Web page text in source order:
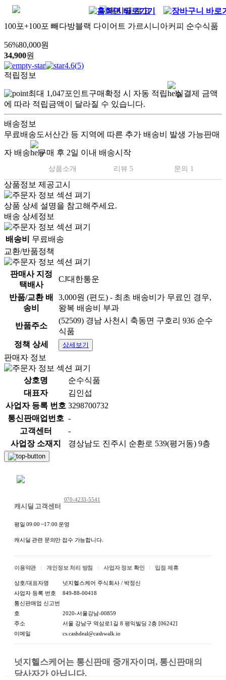
100포+100포 빼다방블랙 다이어트 가르시니아커피 순수식품
56%80,000원
34,900원
4.6(5)
적립정보
최대 1,047포인트구매확정 시 자동 적립
실결제 금액
에 따라 적립금액이 달라질 수 있습니다.
배송정보
무료배송도서산간 등 지역에 따른 추가 배송비 발생 가능판매
자 배송 구매 후 2일 이내 배송시작
상품소개 리뷰 5 문의 1
상품정보 제공고시
상품 상세 설명을 참고해주세요.
배송 상세정보
배송비
무료배송
교환/반품정책
판매사 지정
택배사
CJ대한통운
반품/교환 배
송비
3,000원 (편도) - 최초 배송비가 무료인 경우,
왕복 배송비 부과
반품주소
(52509) 경남 사천시 축동면 구호리 936 순수
식품
정책 상세
상세보기
판매자 정보
상호명
순수식품
대표자
김인섭
사업자 등록 번호 3298700732
통신판매업번호 -
고객센터
-
사업장 소재지
경상남도 진주시 순환로 539(평거동) 9층
캐시딜 고객센터
070-4233-5541
평일 09:00 ~17:00 운영
캐시딜 관련 문의만 접수 가능합니다.
이용약관 개인정보 처리 방침 사업자 정보 확인 입점 제휴
상호/대표자명
넛지헬스케어 주식회사 / 박정신
사업자 등록 번호
849-88-00418
통신판매업 신고번
호
2020-서울강남-00859
주소
서울 강남구 역삼로1길 8 평익빌딩 2층 [06242]
이메일
cs.cashdeal@cashwalk.io
넛지헬스케어는 통신판매 중개자이며, 통신판매의
당사자가 아닙니다.